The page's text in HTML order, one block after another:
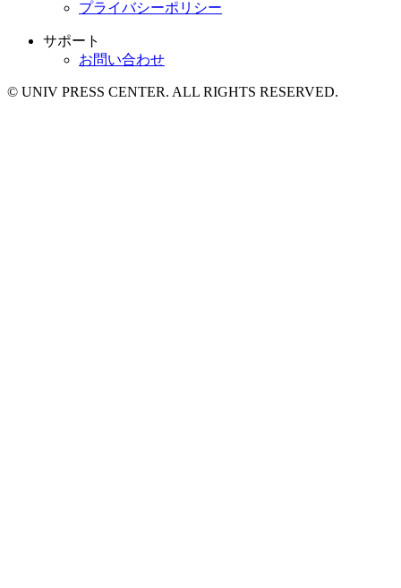
プライバシーポリシー
サポート
お問い合わせ
© UNIV PRESS CENTER. ALL RIGHTS RESERVED.